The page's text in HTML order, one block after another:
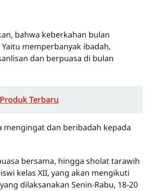
bahwa keberkahan bulan
memperbanyak ibadah,
dan berpuasa di bulan
Terbaru
mengingat dan beribadah kepada
bersama, hingga sholat tarawih
kelas XII, yang akan mengikuti
dilaksanakan Senin-Rabu, 18-20